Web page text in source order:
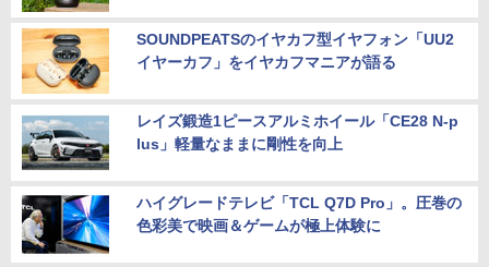
SOUNDPEATSのイヤカフ型イヤフォン「UU2
イヤーカフ」をイヤカフマニアが語る
レイズ鍛造1ピースアルミホイール「CE28 N-p
lus」軽量なままに剛性を向上
ハイグレードテレビ「TCL Q7D Pro」。圧巻の
色彩美で映画＆ゲームが極上体験に